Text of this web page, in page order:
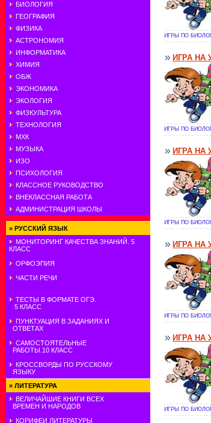
БИОЛОГИЯ
ГЕОГРАФИЯ
ФИЗИКА
АСТРОНОМИЯ
ИНФОРМАТИКА
ХИМИЯ
ОБЖ
ЭКОНОМИКА
ЭКОЛОГИЯ
ФИЗКУЛЬТУРА
ТЕХНОЛОГИЯ
МХК
МУЗЫКА
ИЗО
ПСИХОЛОГИЯ
КЛАССНОЕ РУКОВОДСТВО
ВНЕКЛАССНАЯ РАБОТА
АДМИНИСТРАЦИЯ ШКОЛЫ
» РУССКИЙ ЯЗЫК
МОНИТОРИНГ КАЧЕСТВА ЗНАНИЙ. 5
КЛАСС
ОРФОЭПИЯ
ЧАСТИ РЕЧИ
ТЕСТЫ В ФОРМАТЕ ОГЭ.
5 КЛАСС
ПУНКТУАЦИЯ В ЗАДАНИЯХ И
ОТВЕТАХ
САМОСТОЯТЕЛЬНЫЕ
РАБОТЫ.10 КЛАСС
КРОССВОРДЫ ПО РУССКОМУ
ЯЗЫКУ
» ЛИТЕРАТУРА
ВЕЛИЧАЙШИЕ КНИГИ ВСЕХ
ВРЕМЕН И НАРОДОВ
КОРИФЕИ ЛИТЕРАТУРЫ
ИГРЫ ПО
ИГРА
ИГРЫ ПО
ИГРА НА
ИГРЫ ПО
ИГРА НА
ИГРЫ ПО
ИГРА НА
ИГРЫ ПО